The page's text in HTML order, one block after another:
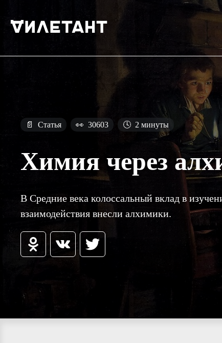
📄 Статья 👀 30603 🕓 2 минуты
Химия через
В Средние века колоссальный вклад в
взаимодействия внесли алхимики.